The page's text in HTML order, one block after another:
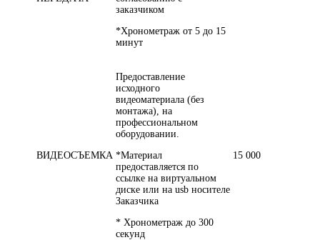
заказчиком
*Хронометраж от 5 до 15
минут
ВИДЕОСЪЕМКА
Предоставление
исходного
видеоматериала (без
монтажа), на
профессиональном
оборудовании.
*Материал
предоставляется по
ссылке на виртуальном
диске или на usb носителе
Заказчика
* Хронометраж до 300
секунд
15 000